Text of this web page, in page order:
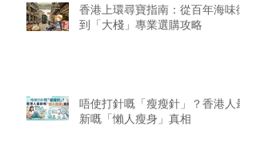
香港上環尋寶指南：從百年海味街
到「大棧」專業選購攻略
唔使打針嘅「瘦瘦針」？香港人最
新嘅「懶人瘦身」真相